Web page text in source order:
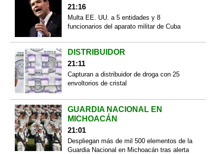
21:16
Multa EE. UU. a 5 entidades y 8
funcionarios del aparato militar de Cuba
DISTRIBUIDOR
21:11
Capturan a distribuidor de droga con 25
envoltorios de cristal
GUARDIA NACIONAL EN
MICHOACÁN
21:01
Despliegan más de mil 500 elementos de la
Guardia Nacional en Michoacán tras alerta